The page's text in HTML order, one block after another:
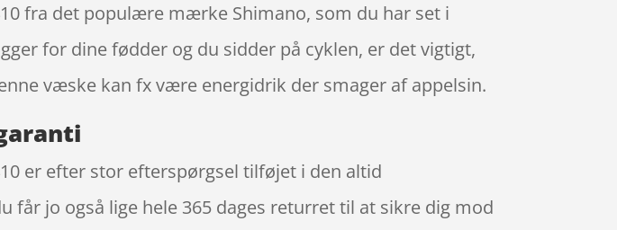
fra det populære mærke Shimano, som du har set i
for dine fødder og du sidder på cyklen, er det vigtigt,
væske kan fx være energidrik der smager af appelsin.
er efter stor efterspørgsel tilføjet i den altid
får jo også lige hele 365 dages returret til at sikre dig mod